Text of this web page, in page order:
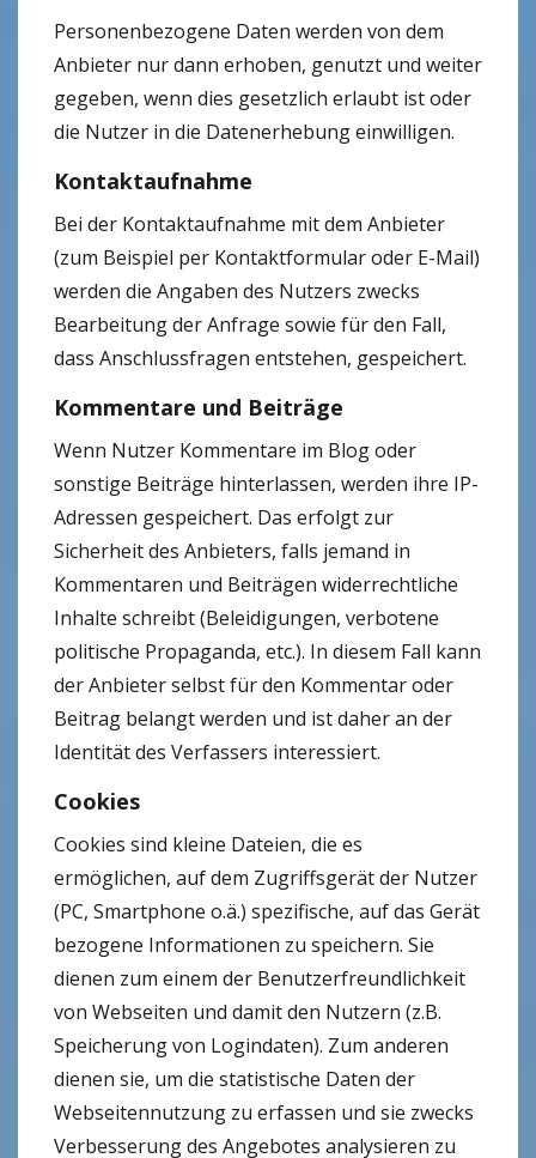
Personenbezogene Daten werden von dem
Anbieter nur dann erhoben, genutzt und weiter
gegeben, wenn dies gesetzlich erlaubt ist oder
die Nutzer in die Datenerhebung einwilligen.
Kontaktaufnahme
Bei der Kontaktaufnahme mit dem Anbieter
(zum Beispiel per Kontaktformular oder E-Mail)
werden die Angaben des Nutzers zwecks
Bearbeitung der Anfrage sowie für den Fall,
dass Anschlussfragen entstehen, gespeichert.
Kommentare und Beiträge
Wenn Nutzer Kommentare im Blog oder
sonstige Beiträge hinterlassen, werden ihre IP-
Adressen gespeichert. Das erfolgt zur
Sicherheit des Anbieters, falls jemand in
Kommentaren und Beiträgen widerrechtliche
Inhalte schreibt (Beleidigungen, verbotene
politische Propaganda, etc.). In diesem Fall kann
der Anbieter selbst für den Kommentar oder
Beitrag belangt werden und ist daher an der
Identität des Verfassers interessiert.
Cookies
Cookies sind kleine Dateien, die es
ermöglichen, auf dem Zugriffsgerät der Nutzer
(PC, Smartphone o.ä.) spezifische, auf das Gerät
bezogene Informationen zu speichern. Sie
dienen zum einem der Benutzerfreundlichkeit
von Webseiten und damit den Nutzern (z.B.
Speicherung von Logindaten). Zum anderen
dienen sie, um die statistische Daten der
Webseitennutzung zu erfassen und sie zwecks
Verbesserung des Angebotes analysieren zu